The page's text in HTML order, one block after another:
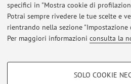
specifici in "Mostra cookie di
Potrai sempre rivedere le tue scelte e
rientrando nella sezione "Impostazione
Per maggiori informazioni consulta la
COOKIE DI PROFILAZIONE -
SOLO COOKIE
Al momento non sono